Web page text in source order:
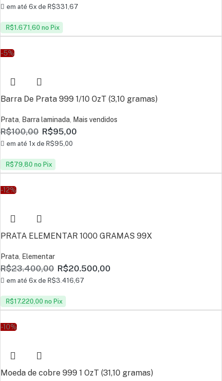
em até 6x de R$331,67
R$1.671,60 no Pix
-5%
Barra De Prata 999 1/10 OzT (3,10 gramas)
Prata Barra laminada Mais vendidos
R$100,00 R$95,00
em até 1x de R$95,00
R$79,80 no Pix
-12%
PRATA ELEMENTAR 1000 GRAMAS 99X
Prata Elementar
R$23.400,00 R$20.500,00
em até 6x de R$3.416,67
R$17.220,00 no Pix
-10%
Moeda de cobre 999 1 OzT (31,10 gramas)